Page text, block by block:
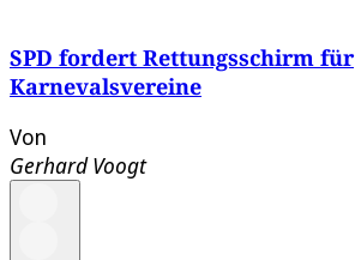
SPD fordert Rettungsschirm für
Karnevalsvereine
Von
Gerhard Voogt